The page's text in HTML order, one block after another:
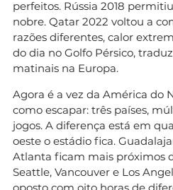
perfeitos. Rússia 2018
nobre. Qatar 2022 voltou a
razões diferentes, calor
do dia no Golfo Pérsico,
matinais na Europa.
Agora é a vez da América do
como escapar: três países,
jogos. A diferença está em
oeste o estádio fica.
Atlanta ficam mais próximos
Seattle, Vancouver e Los
oposto com oito horas de